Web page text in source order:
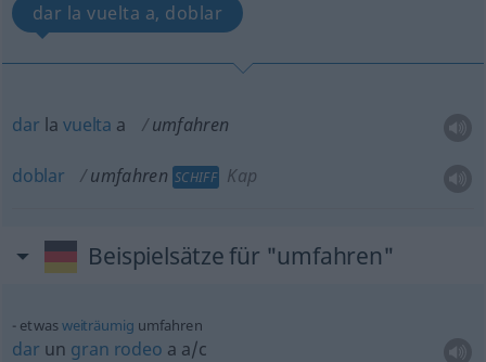
dar la vuelta a, doblar
dar lavuelta a umfahren
doblar umfahren SCHIFF Kap
Beispielsätze für "umfahren"
etwasweiträumig umfahren
dar un gran rodeo a a/c